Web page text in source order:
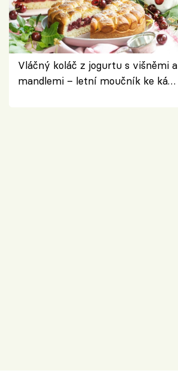
Vláčný koláč z jogurtu s višněmi a
mandlemi – letní moučník ke kávě